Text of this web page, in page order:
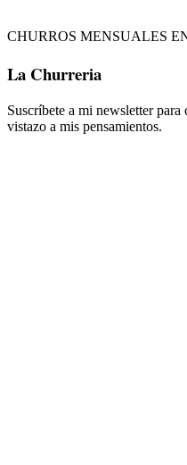
CHURROS MENSUALES
La Churreria
Suscríbete a mi newsletter
vistazo a mis pensamientos.